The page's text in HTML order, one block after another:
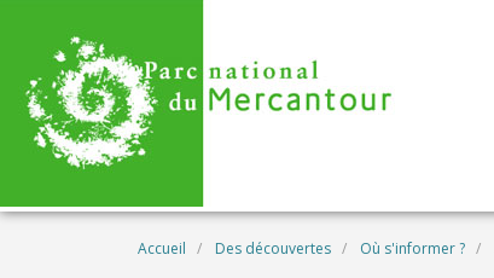
Fil d'Ariane
Accueil Des découvertes Où s'informer ?